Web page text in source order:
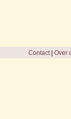
Contact| Over